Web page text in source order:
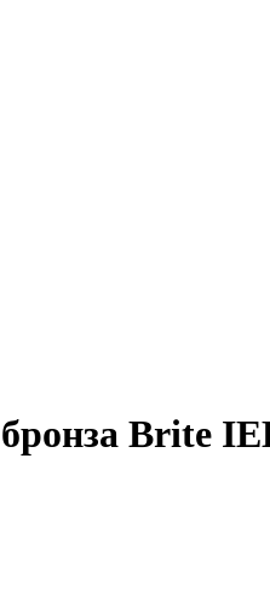
Brite